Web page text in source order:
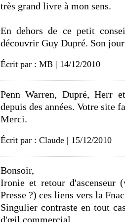
très grand livre à mon sens.
En dehors de ce petit
découvrir Guy Dupré. Son
Écrit par : MB | 14/12/2010
Penn Warren, Dupré, Herr
depuis des années. Votre site
Merci.
Écrit par : Claude | 15/12/2010
Bonsoir,
Ironie et retour d'ascenseur
Presse ?) ces liens vers la
Singulier contraste en tout
d'œil commercial...